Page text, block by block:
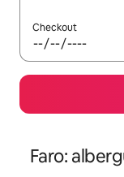
Checkout
Faro: